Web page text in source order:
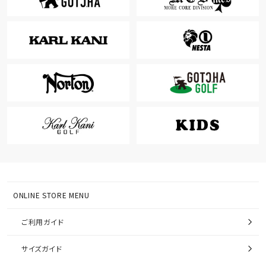
ONLINE STORE MENU
ご利用ガイド
サイズガイド